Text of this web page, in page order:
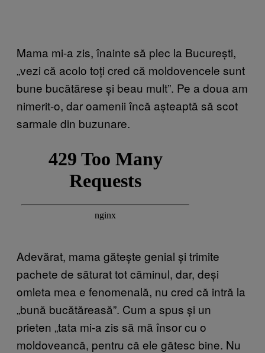
Mama mi-a zis, înainte să plec la București,
„vezi că acolo toți cred că moldovencele sunt
bune bucătărese și beau mult”. Pe a doua am
nimerit-o, dar oamenii încă așteaptă să scot
sarmale din buzunare.
Adevărat, mama gătește genial și trimite
pachete de săturat tot căminul, dar, deși
omleta mea e fenomenală, nu cred că intră la
„bună bucătăreasă”. Cum a spus și un
prieten „tata mi-a zis să mă însor cu o
moldoveancă, pentru că ele gătesc bine. Nu